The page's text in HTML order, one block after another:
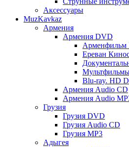
Аксессуары
MuzKavkaz
Армения
Армения DVD
Арменфильм
Ереван
Blu-ray. HD
Армения Audio CD
Армения Audio
Грузия
Грузия DVD
Грузия Audio CD
Грузия MP3
Адыгея